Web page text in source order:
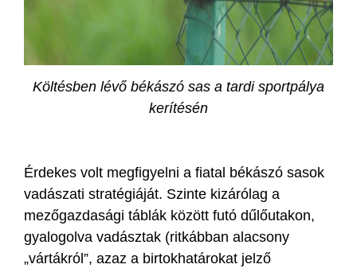
Költésben lévő békászó sas a tardi sportpálya
kerítésén
Érdekes volt megfigyelni a fiatal békászó sasok
vadászati stratégiáját. Szinte kizárólag a
mezőgazdasági táblák között futó dűlőutakon,
gyalogolva vadásztak (ritkábban alacsony
„vártákról”, azaz a birtokhatárokat jelző